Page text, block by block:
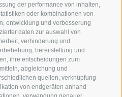
der performance von inhalten,
oder kombinationen von
entwicklung und verbesserung
daten zur auswahl von
verhinderung und
bereitstellung und
ihre entscheidungen zum
abgleichung und
quellen, verknüpfung
von endgeräten anhand
& Vertrieb
PARTNERS